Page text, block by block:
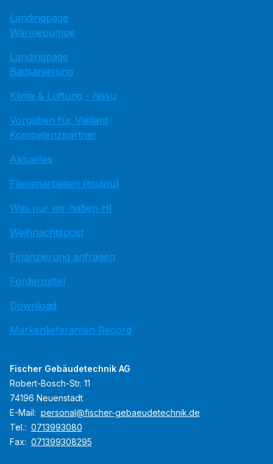
Landingpage
Wärmepumpe
Landingpage
Badsanierung
Klima & Lüftung - hissu
Vorgaben für Vaillant
Kompetenzpartner
Aktuelles
Fliesenarbeiten (toujou)
Was nur wir haben HI
Weihnachtspost
Finanzierung anfragen
Fördermittel
Download
Markenlieferanten Record
Fischer Gebäudetechnik AG
Robert-Bosch-Str. 11
74196 Neuenstadt
E-Mail: personal@fischer-gebaeudetechnik.de
Tel.: 0713993080
Fax: 071399308295